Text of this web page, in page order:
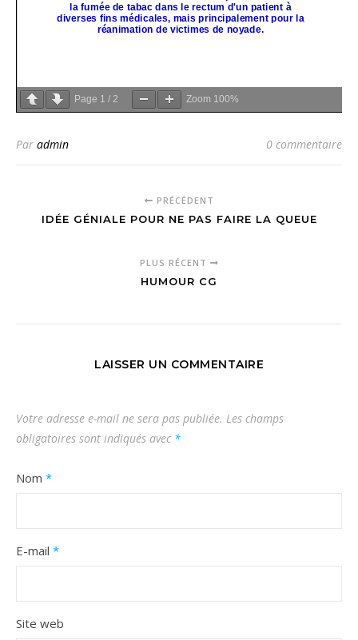
Page 1 / 2 Zoom 100%
Par admin 0 commentaire
PRÉCÉDENT
IDÉE GÉNIALE POUR NE PAS FAIRE LA QUEUE
PLUS RÉCENT
HUMOUR CG
LAISSER UN COMMENTAIRE
Votre adresse e-mail ne sera pas publiée. Les champs
obligatoires sont indiqués avec *
Nom *
E-mail *
Site web